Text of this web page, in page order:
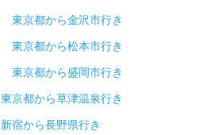
東京都から金沢市行き
東京都から松本市行き
東京都から盛岡市行き
東京都から草津温泉行き
新宿から長野県行き